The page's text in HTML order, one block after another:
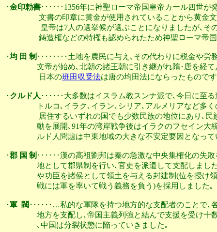
･金印勅書･･････1356年に神聖ローマ帝国皇帝カール四世
文書の印章に黄金が使用されていることから黄
皇帝は7人の選挙候が選ぶことになりました
鋳造権などの特権も認められたため神聖ローマ
･均 田 制 ････････土地を農民に与え､その代わりに税金や
文帝が始め､北朝の諸王朝に引き継がれ隋･唐を
                  日本の
班田収受法は唐の均田法にならったもので
･ クルド人 ･･････大多数はイスラム教スンナ派で､今日に至
トルコ､イラク､イラン､シリア､アルメリアなど
居住するいずれの国でも少数民族の地位にあ
動を展開､91年の湾岸戦争後はイラクのフセイ
ルド人問題は中東地域の大きな不安定要因となっ
･郡 国 制 ･･････漢の高祖劉邦は秦の急激な中央集権化の失
地として郡県制を行い､官吏を派遣して支配し
や功臣を諸侯として領土を与える封建制(位を
                 戦には軍を率いて戦う義務を負う)を採用しました｡
･軍  閥 ･･････…私的な軍隊を持つ地方的な支配者のことで､
地方を支配し､帝国主義列強と結んで支援を受
                 ､中国は分裂状態に陥っていきました｡